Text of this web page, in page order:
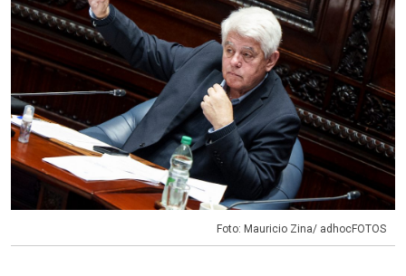
Foto: Mauricio Zina/ adhocFOTOS